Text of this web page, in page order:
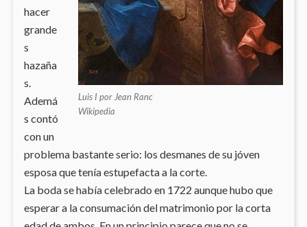
Luis I por Jean Ranc
Wikipedia
hacer
grande
s
hazaña
s.
Ademá
s contó
con un
problema bastante serio: los desmanes de su jóven
esposa que tenía estupefacta a la corte.
La boda se había celebrado en 1722 aunque hubo que
esperar a la consumación del matrimonio por la corta